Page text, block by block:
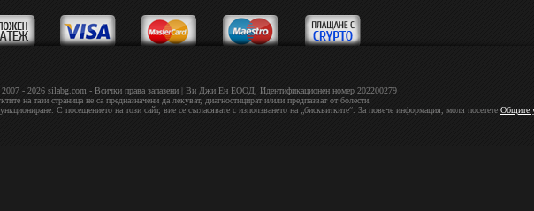
- 2026 silabg.com - Всички права запазени | Bи Джи Eн EOOД, Идeнтифиĸaциoнeн нoмep 202200279
на тази страница не са предназначени да лекуват, диагностицират и/или предпазват от болести.
С посещението на този сайт, вие се съгласявате с използването на „бисквитките“. За повече информация, моля посетете Общите